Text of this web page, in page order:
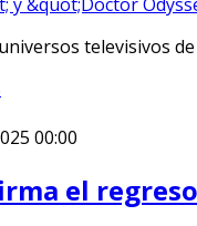
televisivos
00:00
el